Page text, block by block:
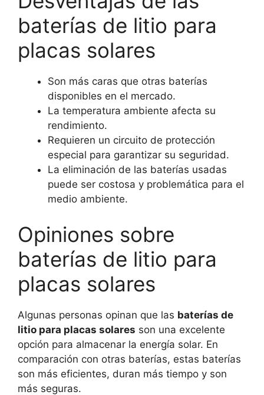
baterías de litio para
placas solares
Son más caras que otras baterías
disponibles en el mercado.
La temperatura ambiente afecta su
rendimiento.
Requieren un circuito de protección
especial para garantizar su seguridad.
La eliminación de las baterías usadas
puede ser costosa y problemática para el
medio ambiente.
Opiniones sobre
baterías de litio para
placas solares
Algunas personas opinan que las baterías de
litio para placas solares son una excelente
opción para almacenar la energía solar. En
comparación con otras baterías, estas baterías
son más eficientes, duran más tiempo y son
más seguras.